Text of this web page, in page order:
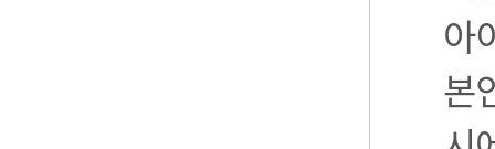
아
본